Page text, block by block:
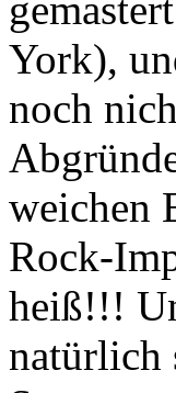
York),
noch
weichen
Rock-
heiß!!!
natürlich